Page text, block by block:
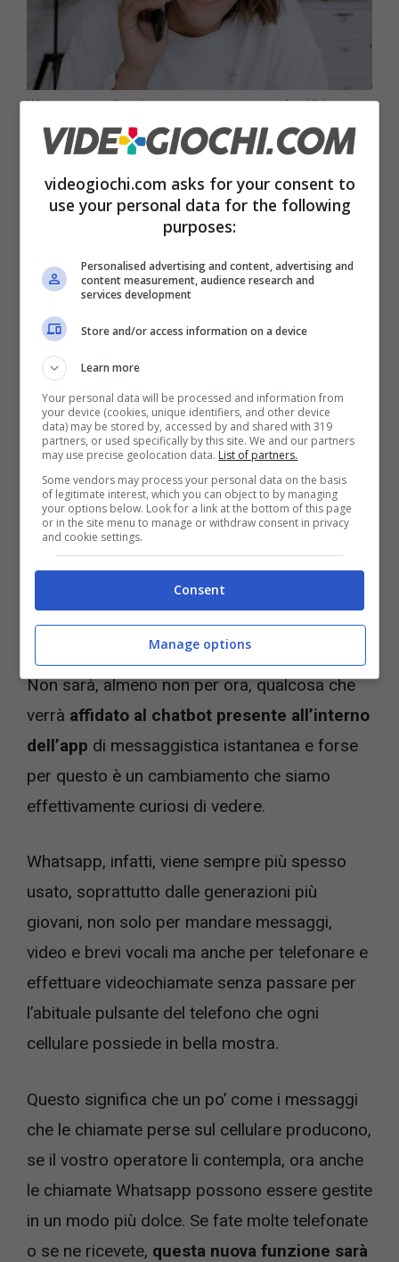
Whatsapp, ora l’aggiornamento serve a non farvi litigare –
videogiochi.com
Ma con una nuova funzione pronta ad arrivare
agli utenti Android, ora Whatsapp potrebbe
darvi la segreteria telefonica incorporata. Il
funzionamento è piuttosto semplice e
comunque prevede che siate davanti allo
schermo.Potete usare questa funzione
intanto.
Se ricevete una telefonata attraverso
Whatsapp enon avete modo di rispondere,
quello che vedrete sarà un pulsante aggiuntivo
rispetto a quelli tradizionali che vi consentirà
di mandare un messaggio vocale per
informare chi ha cercato di contattarvi che
avete visto la telefonata ma che
momento non potete rispondere.
Non sarà, almeno non per ora, qualcosa che
verrà affidato al chatbot presente all’interno
dell’app di messaggistica istantanea e forse
per questo è un cambiamento che siamo
effettivamente curiosi di vedere.
Whatsapp, infatti, viene sempre più spesso
usato, soprattutto dalle generazioni più
giovani, non solo per mandare messaggi,
video e brevi vocali ma anche per telefonare e
effettuare videochiamate senza passare per
l’abituale pulsante del telefono che ogni
cellulare possiede in bella mostra.
Questo significa che un po’ come i messaggi
che le chiamate perse sul cellulare producono,
se il vostro operatore li contempla, ora anche
le chiamate Whatsapp possono essere gestite
in un modo più dolce. Se fate molte telefonate
o se ne ricevete, questa nuova funzione sarà
videogiochi.com asks for your consent to
use your personal data for the following
purposes:
Personalised advertising and content, advertising and
content measurement, audience research and
services development
Store and/or access information on a device
Learn more
Your personal data will be processed and information from
your device (cookies, unique identifiers, and other device
data) may be stored by, accessed by and shared with 319
partners, or used specifically by this site. We and our partners
may use precise geolocation data. List of partners.
Some vendors may process your personal data on the basis
of legitimate interest, which you can object to by managing
your options below. Look for a link at the bottom of this page
or in the site menu to manage or withdraw consent in privacy
and cookie settings.
Consent
Manage options